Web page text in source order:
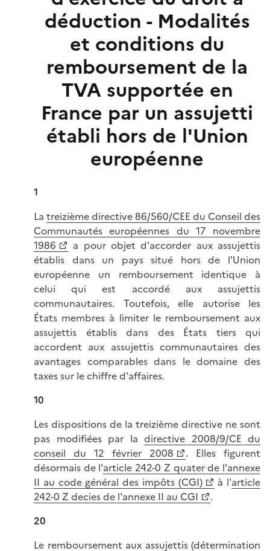
déduction - Modalités
et conditions du
remboursement de la
TVA supportée en
France par un assujetti
établi hors de l'Union
européenne
1
La treizième directive 86/560/CEE du Conseil des
Communautés européennes du 17 novembre
1986
a pour objet d'accorder aux assujettis
établis dans un pays situé hors de l'Union
européenne un remboursement identique à
celui qui est accordé aux assujettis
communautaires. Toutefois, elle autorise les
États membres à limiter le remboursement aux
assujettis établis dans des États tiers qui
accordent aux assujettis communautaires des
avantages comparables dans le domaine des
taxes sur le chiffre d'affaires.
10
Les dispositions de la treizième directive ne sont
pas modifiées par la directive 2008/9/CE du
conseil du 12 février 2008
. Elles figurent
désormais de l'article 242-0 Z quater de l'annexe
II au code général des impôts (CGI)
à l'article
242-0 Z decies de l'annexe II au CGI
.
20
Le remboursement aux assujettis (détermination